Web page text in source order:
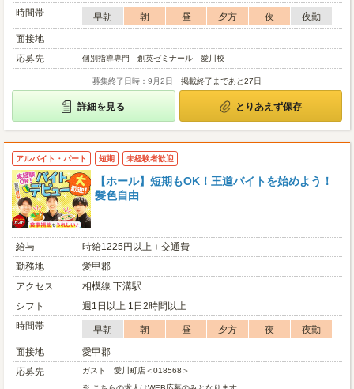
時間帯
早朝 朝 昼 夕方 夜
夜勤
面接地
応募先
個別指導専門 創英ゼミナール 愛川校
募集終了日時：9月2日 掲載終了まであと27日
詳細を見る とりあえず保存
アルバイト・パート 短期 未経験者歓迎
【ホール】短期もOK！王道バイトを始めよう！
髪色自由
給与
時給1225円以上＋交通費
勤務地
愛甲郡
アクセス
相模線 下溝駅
シフト
週1日以上 1日2時間以上
時間帯
早朝 朝 昼 夕方 夜
夜勤
面接地
愛甲郡
応募先
ガスト 愛川町店＜018568＞